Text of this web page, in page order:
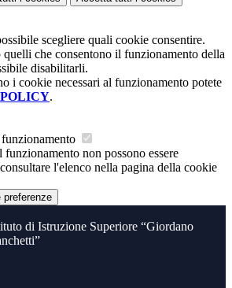
scegliere quali cookie consentire.
quelli che consentono il funzionamento della
disabilitarli.
i cookie necessari al funzionamento potete
.
non possono essere
l'elenco nella pagina della cookie
preferenze
di Istruzione Superiore “Giordano